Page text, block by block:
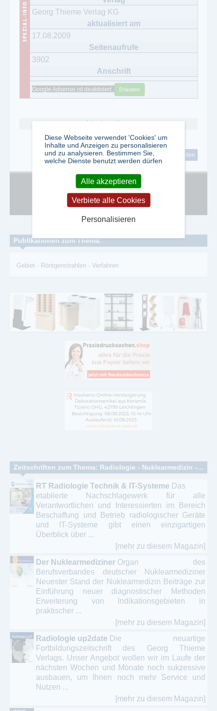
Georg Thieme Verlag KG
17.08.2009
3902
Google Adsense ist deaktiviert. Erlauben
Abo kündigen
tweet teilen
Google Adsense ist deaktiviert. Erlauben
Publikationen zum Thema:
Gebiet - Röntgenstrahlen - Verfahren
Zeitschriften zum Thema: Radiologie - Nuklearmedizin - Radioonkologie
RT Radiologie Technik & IT-Systeme Das
etablierte Nachschlagewerk für alle
Verantwortlichen und Interessierten im Bereich
Beschaffung und Betrieb radiologischer Geräte
und IT-Systeme gibt einen einzigartigen
Überblick über ...
[mehr zu diesem Magazin]
Der Nuklearmediziner Organ des
Berufsverbandes deutscher Nuklearmediziner
Neuester Stand der Nuklearmedizin Beiträge zur
Einführung neuer diagnostischer Methoden
Erweiterung von Indikationsgebieten in
praktischer ...
[mehr zu diesem Magazin]
Radiologie up2date Die neuartige
Fortbildungszeitschrift des Georg Thieme
Verlags. Unser Angebot wollen wir im Laufe der
nächsten Wochen und Monate noch sukzessive
ausbauen, um Ihnen noch mehr Service und
Nutzen ...
[mehr zu diesem Magazin]
Diese Webseite verwendet 'Cookies' um
Inhalte und Anzeigen zu personalisieren
und zu analysieren. Bestimmen Sie,
welche Dienste benutzt werden dürfen
Alle akzeptieren
Verbiete alle Cookies
Personalisieren